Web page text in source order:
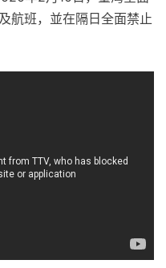
航班，並在隔日全面禁止